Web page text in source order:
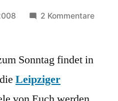
2 Kommentarezu
Sonntag findet in
Leipziger